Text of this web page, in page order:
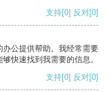
支持[0] 反对[0]
公提供帮助。我经常需要
快速找到我需要的信息。
支持[0] 反对[0]